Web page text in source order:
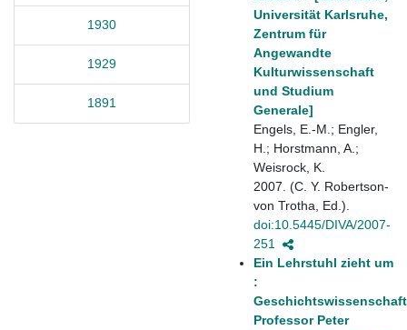
1930
1929
1891
Universität Karlsruhe,
Zentrum für
Angewandte
Kulturwissenschaft
und Studium
Generale]
Engels, E.-M.; Engler,
H.; Horstmann, A.;
Weisrock, K.
2007. (C. Y. Robertson-
von Trotha, Ed.).
doi:10.5445/DIVA/2007-
251
Ein Lehrstuhl zieht um
:
Professor Peter